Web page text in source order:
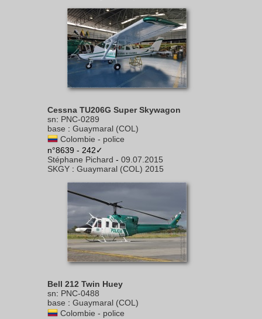
Cessna TU206G Super Skywagon
sn: PNC-0289
base : Guaymaral (COL)
Colombie - police
n°8639 - 242✓
Stéphane Pichard - 09.07.2015
SKGY : Guaymaral (COL) 2015
Bell 212 Twin Huey
sn: PNC-0488
base : Guaymaral (COL)
Colombie - police